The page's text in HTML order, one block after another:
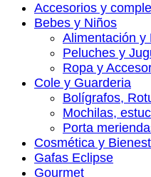
Accesorios y
Bebes y Niños
Alimentación y
Peluches y
Ropa y
Cole y Guarderia
Bolígrafos,
Mochilas,
Porta
Cosmética y
Gafas Eclipse
Gourmet